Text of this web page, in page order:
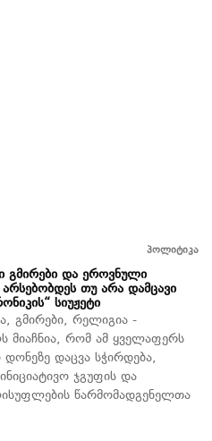
პოლიტიკა
გმირები და ეროვნული
თუ არა დამცავი
სიუჟეტი
გმირები, რელიგია -
მიაჩნია, რომ ამ ყველაფერს
დაცვა სჭირდება,
ჯგუფის და
წარმომადგენელთა